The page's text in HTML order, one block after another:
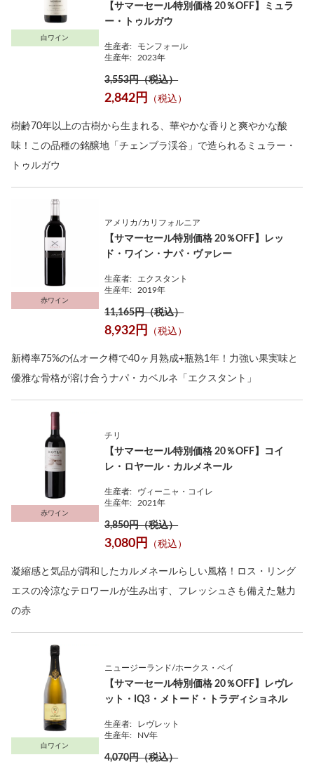
白ワイン
【サマーセール特別価格 20％OFF】ミュラ
ー・トゥルガウ
生産者:
モンフォール
生産年:
2023年
3,553円（税込）
2,842円 （税込）
樹齢70年以上の古樹から生まれる、華やかな香りと爽やかな酸
味！この品種の銘醸地「チェンブラ渓谷」で造られるミュラー・
トゥルガウ
赤ワイン
アメリカ/カリフォルニア
【サマーセール特別価格 20％OFF】レッ
ド・ワイン・ナパ・ヴァレー
生産者:
エクスタント
生産年:
2019年
11,165円（税込）
8,932円 （税込）
新樽率75%の仏オーク樽で40ヶ月熟成+瓶熟1年！力強い果実味と
優雅な骨格が溶け合うナパ・カベルネ「エクスタント」
赤ワイン
チリ
【サマーセール特別価格 20％OFF】コイ
レ・ロヤール・カルメネール
生産者:
ヴィーニャ・コイレ
生産年:
2021年
3,850円（税込）
3,080円 （税込）
凝縮感と気品が調和したカルメネールらしい風格！ロス・リング
エスの冷涼なテロワールが生み出す、フレッシュさも備えた魅力
の赤
白ワイン
ニュージーランド/ホークス・ベイ
【サマーセール特別価格 20％OFF】レヴレ
ット・IQ3・メトード・トラディショネル
生産者:
レヴレット
生産年:
NV年
4,070円（税込）